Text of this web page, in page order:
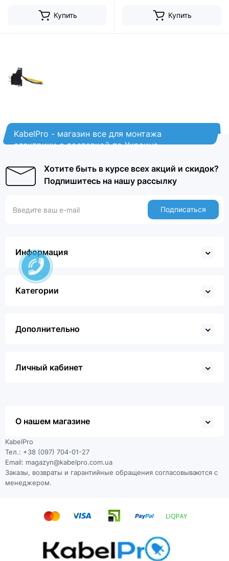
Купить Купить
KabelPro - магазин все для монтажа
електрики с доставкой по Украине
Хотите быть в курсе всех акций и скидок?
Подпишитесь на нашу рассылку
Подписаться
Информация
Категории
Дополнительно
Личный кабинет
О нашем магазине
KabelPro
Тел.: +38 (097) 704-01-27
Email: magazyn@kabelpro.com.ua
Заказы, возвраты и гарантийные обращения согласовываются с
менеджером.